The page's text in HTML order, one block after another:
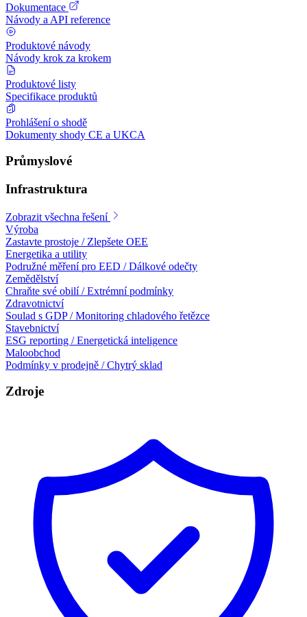
Dokumentace
Návody a API reference
Produktové návody
Návody krok za krokem
Produktové listy
Specifikace produktů
Prohlášení o shodě
Dokumenty shody CE a UKCA
Průmyslové
Infrastruktura
Zobrazit všechna řešení
Výroba
Zastavte prostoje / Zlepšete OEE
Energetika a utility
Podružné měření pro EED / Dálkové odečty
Zemědělství
Chraňte své obilí / Extrémní podmínky
Zdravotnictví
Soulad s GDP / Monitoring chladového řetězce
Stavebnictví
ESG reporting / Energetická inteligence
Maloobchod
Podmínky v prodejně / Chytrý sklad
Zdroje